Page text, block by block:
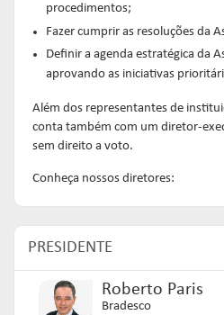
procedimentos;
Fazer cumprir as resoluções da
Definir a agenda estratégica da
aprovando as iniciativas
Além dos representantes de
conta também com um diretor-
sem direito a voto.
Conheça nossos diretores:
PRESIDENTE
Roberto Paris
Bradesco